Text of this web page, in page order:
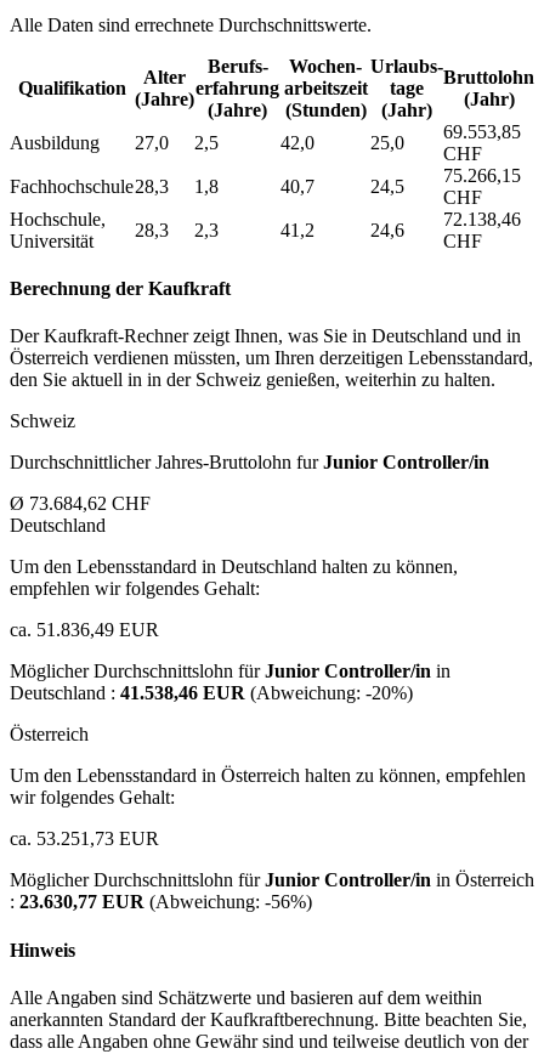
Alle Daten sind errechnete Durchschnittswerte.
Qualifikation
Alter
(Jahre)
Berufs­
erfahrung
(Jahre)
Wochen­
arbeitszeit
(Stunden)
Urlaubs­
tage
(Jahr)
Bruttolohn
(Jahr)
Ausbildung 27,0 2,5 42,0 25,0
69.553,85
CHF
Fachhochschule28,3 1,8 40,7 24,5
75.266,15
CHF
Hochschule,
Universität
28,3 2,3 41,2 24,6
72.138,46
CHF
Berechnung der Kaufkraft
Der Kaufkraft-Rechner zeigt Ihnen, was Sie in Deutschland und in
Österreich verdienen müssten, um Ihren derzeitigen Lebensstandard,
den Sie aktuell in in der Schweiz genießen, weiterhin zu halten.
Schweiz
Durchschnittlicher Jahres-Bruttolohn furJunior Controller/in
Ø 73.684,62 CHF
Deutschland
Um den Lebensstandard in Deutschland halten zu können,
empfehlen wir folgendes Gehalt:
ca. 51.836,49 EUR
Möglicher Durchschnittslohn fürJunior Controller/in in
Deutschland : 41.538,46 EUR (Abweichung: -20%)
Österreich
Um den Lebensstandard in Österreich halten zu können, empfehlen
wir folgendes Gehalt:
ca. 53.251,73 EUR
Möglicher Durchschnittslohn fürJunior Controller/in in Österreich
: 23.630,77 EUR (Abweichung: -56%)
Hinweis
Alle Angaben sind Schätzwerte und basieren auf dem weithin
anerkannten Standard der Kaufkraftberechnung. Bitte beachten Sie,
dass alle Angaben ohne Gewähr sind und teilweise deutlich von der